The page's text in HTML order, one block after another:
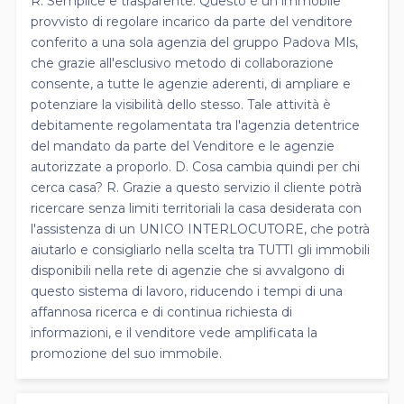
provvisto di regolare incarico da parte del venditore
conferito a una sola agenzia del gruppo Padova Mls,
che grazie all'esclusivo metodo di collaborazione
consente, a tutte le agenzie aderenti, di ampliare e
potenziare la visibilità dello stesso. Tale attività è
debitamente regolamentata tra l'agenzia detentrice
del mandato da parte del Venditore e le agenzie
autorizzate a proporlo. D. Cosa cambia quindi per chi
cerca casa? R. Grazie a questo servizio il cliente potrà
ricercare senza limiti territoriali la casa desiderata con
l'assistenza di un UNICO INTERLOCUTORE, che potrà
aiutarlo e consigliarlo nella scelta tra TUTTI gli immobili
disponibili nella rete di agenzie che si avvalgono di
questo sistema di lavoro, riducendo i tempi di una
affannosa ricerca e di continua richiesta di
informazioni, e il venditore vede amplificata la
promozione del suo immobile.